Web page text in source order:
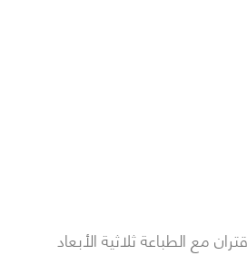
مع الطباعة ثلاثية الأبعاد